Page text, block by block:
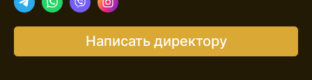
Telegram
WhatsApp
ViberInstagram
Написать директору